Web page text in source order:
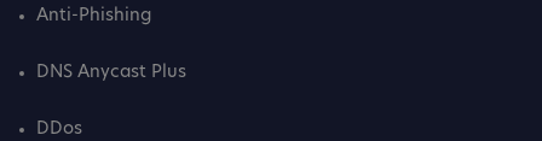
Anti-Phishing
DNS Anycast Plus
DDos